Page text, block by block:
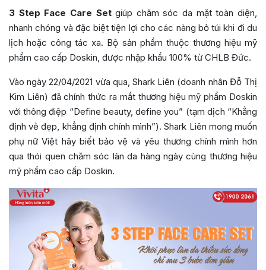
3 Step Face Care Setgiúp chăm sóc da mặt toàn diện,
nhanh chóng và đặc biệt tiện lợi cho các nàng bỏ túi khi đi du
lịch hoặc công tác xa. Bộ sản phẩm thuộc thương hiệu mỹ
phẩm cao cấp Doskin, được nhập khẩu 100% từ CHLB Đức.
Vào ngày 22/04/2021 vừa qua, Shark Liên (doanh nhân Đỗ Thị
Kim Liên) đã chính thức ra mắt thương hiệu mỹ phẩm Doskin
với thông điệp “Define beauty, define you” (tạm dịch “Khẳng
định vẻ đẹp, khẳng định chính mình”). Shark Liên mong muốn
phụ nữ Việt hãy biết bảo vệ và yêu thương chính mình hơn
qua thói quen chăm sóc làn da hàng ngày cùng thương hiệu
mỹ phẩm cao cấp Doskin.